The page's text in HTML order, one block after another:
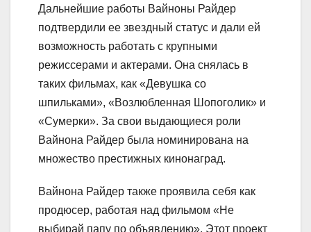
Дальнейшие работы Вайноны Райдер
подтвердили ее звездный статус и дали ей
возможность работать с крупными
режиссерами и актерами. Она снялась в
таких фильмах, как «Девушка со
шпильками», «Возлюбленная Шопоголик» и
«Сумерки». За свои выдающиеся роли
Вайнона Райдер была номинирована на
множество престижных кинонаград.
Вайнона Райдер также проявила себя как
продюсер, работая над фильмом «Не
выбирай папу по объявлению». Этот проект